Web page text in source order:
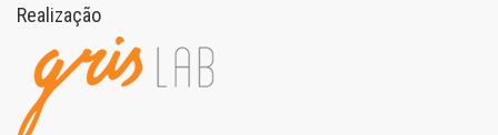
Realização